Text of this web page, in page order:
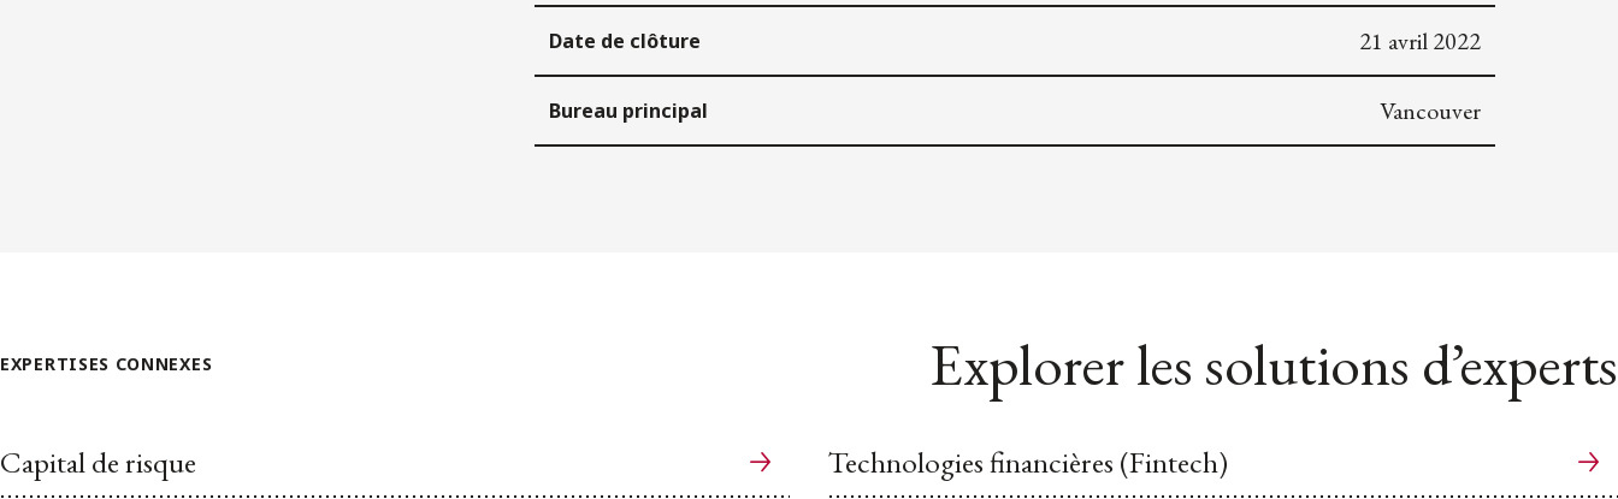
Date de clôture 21 avril 2022
Bureau principal Vancouver
EXPERTISES CONNEXES Explorer les solutions d’experts
Capital de risque Technologies financières (Fintech)